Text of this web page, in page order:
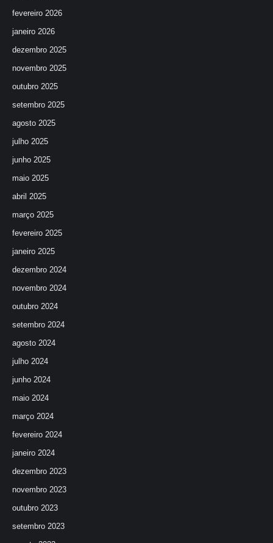
fevereiro 2026
janeiro 2026
dezembro 2025
novembro 2025
outubro 2025
setembro 2025
agosto 2025
julho 2025
junho 2025
maio 2025
abril 2025
março 2025
fevereiro 2025
janeiro 2025
dezembro 2024
novembro 2024
outubro 2024
setembro 2024
agosto 2024
julho 2024
junho 2024
maio 2024
março 2024
fevereiro 2024
janeiro 2024
dezembro 2023
novembro 2023
outubro 2023
setembro 2023